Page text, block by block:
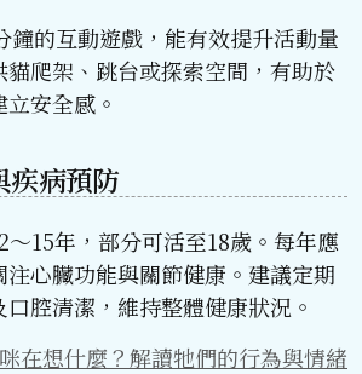
鐘的互動遊戲，能有效提升活動量
爬架、跳台或探索空間，有助於
安全感。
疾病預防
～15年，部分可活至18歲。每年應
心臟功能與關節健康。建議定期
腔清潔，維持整體健康狀況。
在想什麼？解讀牠們的行為與情緒